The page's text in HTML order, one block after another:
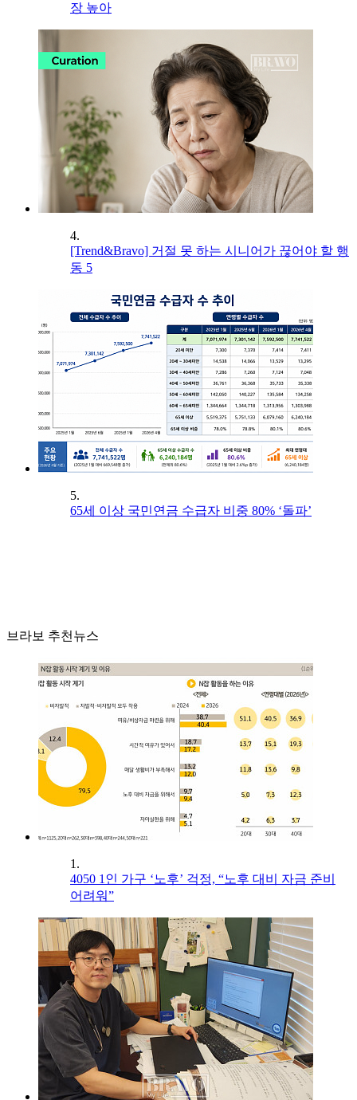
장 높아
4.
[Trend&Bravo] 거절 못 하는 시니어가 끊어야 할 행
동 5
5.
65세 이상 국민연금 수급자 비중 80% ‘돌파’
브라보 추천뉴스
1.
4050 1인 가구 ‘노후’ 걱정, “노후 대비 자금 준비
어려워”